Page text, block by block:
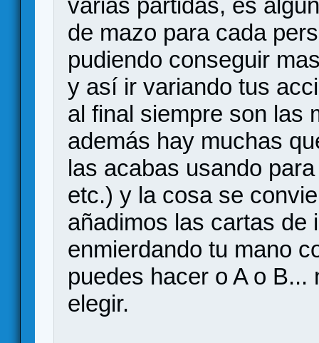
de mazo para cada
pudiendo conseguir
y así ir variando tus
al final siempre son las
además hay muchas
las acabas usando
etc.) y la cosa se
añadimos las cartas de
enmierdando tu mano
puedes hacer o A o
elegir.